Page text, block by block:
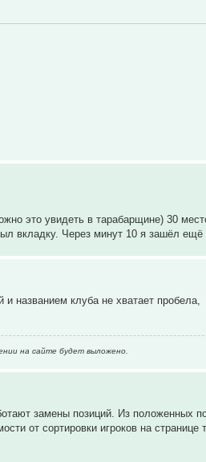
это увидеть в тарабарщине) 30
вкладку. Через минут 10 я зашёл
названием клуба не хватает пробела,
на сайте будет выложено.
замены позиций. Из положенных
от сортировки игроков на